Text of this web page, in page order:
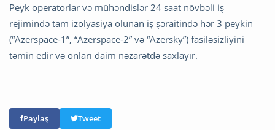
Peyk operatorlar və mühəndislər 24 saat növbəli iş
rejimində tam izolyasiya olunan iş şəraitində hər 3 peykin
(“Azerspace-1”, “Azerspace-2” və “Azersky”) fasiləsizliyini
təmin edir və onları daim nəzarətdə saxlayır.
Paylaş Tweet